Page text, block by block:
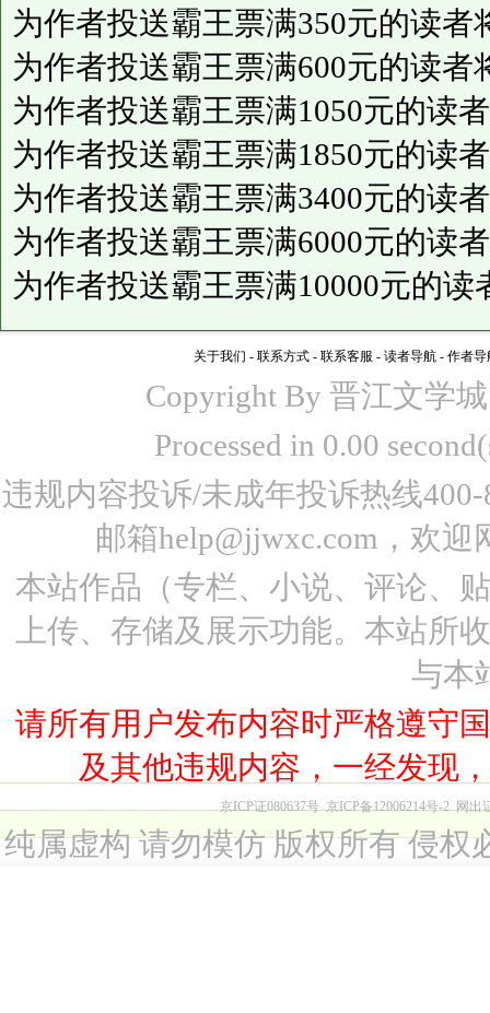
为作者投送霸王票满350元的读者
为作者投送霸王票满600元的读者
为作者投送霸王票满1050元的读
为作者投送霸王票满1850元的读
为作者投送霸王票满3400元的读
为作者投送霸王票满6000元的读
为作者投送霸王票满10000元的
关于我们 - 联系方式 - 联系客服 - 读者导航 - 作者导
Copyright By 晋江文学
Processed in 0.00
违规内容投诉/未成年投诉热线
邮箱help@jjwxc.com，欢
本站作品（专栏、小说、评论、
上传、存储及展示功能。本站所
与本
请所有用户发布内容时严格遵守
及其他违规内容，一经发现
京ICP证080637号 京ICP备12006214号-2 网出
纯属虚构 请勿模仿 版权所有 侵权